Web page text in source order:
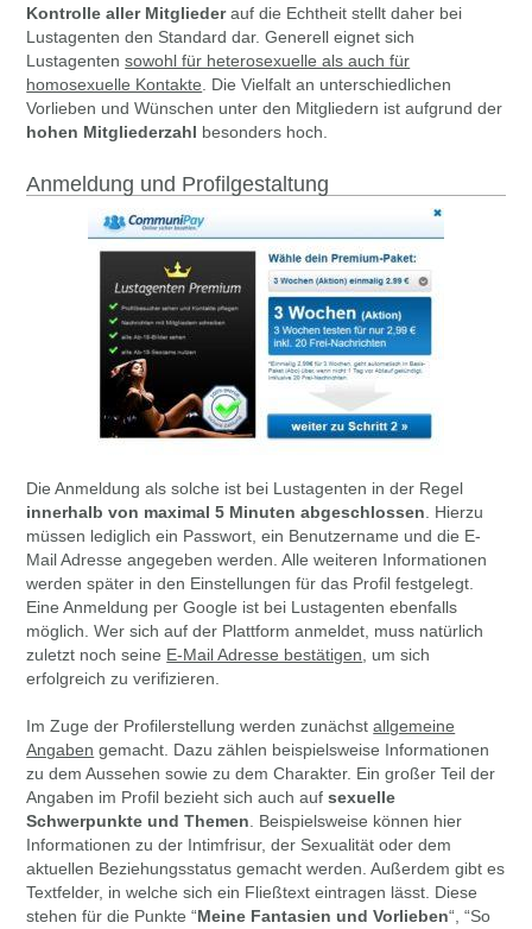
Kontrolle aller Mitgliederauf die Echtheit stellt daher bei
Lustagenten den Standard dar. Generell eignet sich
Lustagentensowohl für heterosexuelle als auch für
homosexuelle Kontakte . Die Vielfalt an unterschiedlichen
Vorlieben und Wünschen unter den Mitgliedern ist aufgrund der
hohen Mitgliederzahl besonders hoch.
Anmeldung und Profilgestaltung
Die Anmeldung als solche ist bei Lustagenten in der Regel
innerhalb von maximal 5 Minuten abgeschlossen . Hierzu
müssen lediglich ein Passwort, ein Benutzername und die E-
Mail Adresse angegeben werden. Alle weiteren Informationen
werden später in den Einstellungen für das Profil festgelegt.
Eine Anmeldung per Google ist bei Lustagenten ebenfalls
möglich. Wer sich auf der Plattform anmeldet, muss natürlich
zuletzt noch seine E-Mail Adresse bestätigen , um sich
erfolgreich zu verifizieren.
Im Zuge der Profilerstellung werden zunächstallgemeine
Angaben gemacht. Dazu zählen beispielsweise Informationen
zu dem Aussehen sowie zu dem Charakter. Ein großer Teil der
Angaben im Profil bezieht sich auch aufsexuelle
Schwerpunkte und Themen . Beispielsweise können hier
Informationen zu der Intimfrisur, der Sexualität oder dem
aktuellen Beziehungsstatus gemacht werden. Außerdem gibt es
Textfelder, in welche sich ein Fließtext eintragen lässt. Diese
stehen für die Punkte “Meine Fantasien und Vorlieben“, “So